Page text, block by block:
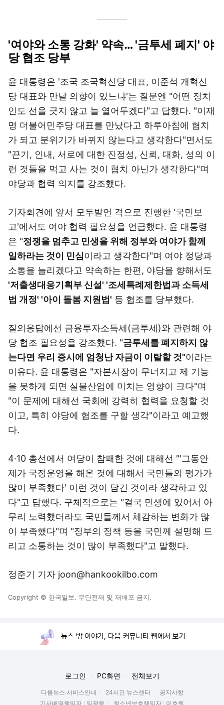
'여야와 소통 강화' 약속… '금투세 폐지' 야
당 협조 당부
윤 대통령은 '조국 조국혁신당 대표, 이준석 개혁신
당 대표와 만날 의향이 있느냐'는 질문엔 "어떤 정치
인도 선을 긋지 않고 늘 열어두겠다"고 답했다. "이재
명 더불어민주당 대표를 만났다고 하루아침에 협치
가 되고 분위기가 바뀌지 않는다고 생각한다"면서도
"끈기, 인내, 서로에 대한 진정성, 신뢰, 대화, 성의 이
런 것들을 먹고 사는 것이 협치 아닌가 생각한다"며
야당과 협력 의지를 강조했다.
기자회견에 앞서 모두발언 격으로 진행한 '국민보
고'에서도 여야 협력 필요성을 언급했다. 윤 대통령
은 "정쟁을 멈추고 민생을 위해 정부와 여야가 함께
일하라는 것이 민심이라고 생각한다"며 여야 정당과
소통을 늘리겠다고 약속하는 한편, 야당을 향해서도
'저출생대응기획부 신설' '조세특례제한법과 소득세
법 개정' '아이 돌봄 지원법' 등 협조를 당부했다.
질의응답에선 금융투자소득세(금투세)와 관련해 야
당 협조 필요성을 강조했다. "금투세를 폐지하지 않
는다면 우리 증시에 엄청난 자금이 이탈할 것"이라는
이유다. 윤 대통령은 "자본시장이 무너지고 제 기능
을 못하게 되면 실물산업에 미치는 영향이 크다"며
"이 문제에 대해선 국회에 강력히 협력을 요청할 것
이고, 특히 야당에 협조를 구할 생각"이라고 예고했
다.
4·10 총선에서 여당이 참패한 것에 대해선 "'그동안
제가 국정운영을 해온 것에 대해서 국민들의 평가가
많이 부족했다' 이런 것이 담긴 것이라 생각하고 있
다"고 답했다. 구체적으로는 "결국 민생에 있어서 아
무리 노력했더라도 국민들께서 체감하는 변화가 많
이 부족했다"며 "정부의 정책 등을 국민께 설명해 드
리고 소통하는 것이 많이 부족했다"고 말했다.
정준기 기자 joon@hankookilbo.com
Copyright © 한국일보. 무단전재 및 재배포 금지.
뉴스 밖 이야기, 다음 커뮤니티 웹에서 보기
로그인 PC화면 전체보기
다음뉴스 서비스안내 24시간 뉴스센터
공지사항
기사배열책임자 : 임광욱
청소년보호책임자 : 이호원